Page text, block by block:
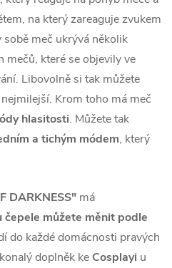
na který zareaguje zvukem
meč ukrývá několik
mečů, které se objevily ve
Libovolně si tak můžete
Krom toho má meč
hlasitosti. Můžete tak
a tichým módem, který
DARKNESS" má
čepele můžete měnit podle
do každé domácnosti pravých
doplněk ke Cosplayi u